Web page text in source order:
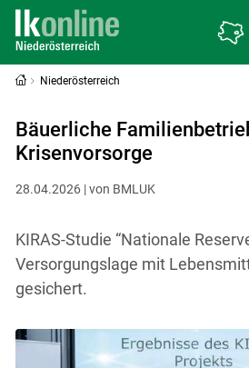
Niederösterreich
Bäuerliche
Krisenvorsorge
28.04.2026 | von BMLUK
KIRAS-Studie “Nationale
Versorgungslage mit
gesichert.